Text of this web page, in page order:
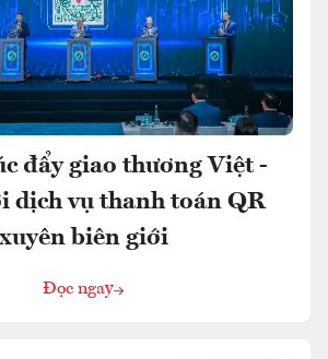
đẩy giao thương Việt -
dịch vụ thanh toán QR
xuyên biên giới
Đọc ngay